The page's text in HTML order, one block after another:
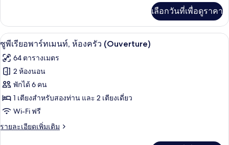
(Cottage)
ล่าง
(Cottage)
ยอ
พาร์
ท
เม
นท์,
ห้อง
ครัว
ขนาด
เกี่ยว
กับ
ซู
พี
เรี
ยอ
พาร์
ท
เม
นท์,
ห้อง
ครัว
เลือกวันที่เพื่อดูราคา
เปิด
ภาพถ่าย
ทั้งหมด
ของ
ซู
พี
เรี
ซูพีเรียอพาร์ทเมนท์, ห้องครัว
12
ซูพีเรียอพาร์ทเมนท์, ห้องครัว (Ouverture)
64 ตารางเมตร
2 ห้องนอน
พักได้ 6 คน
1 เตียงสำหรับสองท่าน และ 2 เตียงเดี่ยว
Wi-Fi ฟรี
รายละเอียดเพิ่มเติม
ราย